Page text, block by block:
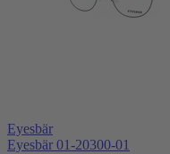
Eyesbär
Eyesbär 01-20300-01